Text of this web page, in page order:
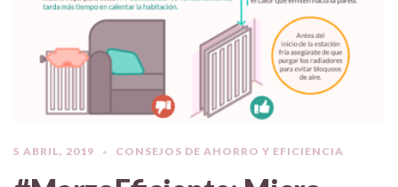
5 ABRIL, 2019 CONSEJOS DE AHORRO Y EFICIENCIA